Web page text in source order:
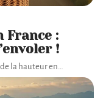
France :
!
la hauteur en…